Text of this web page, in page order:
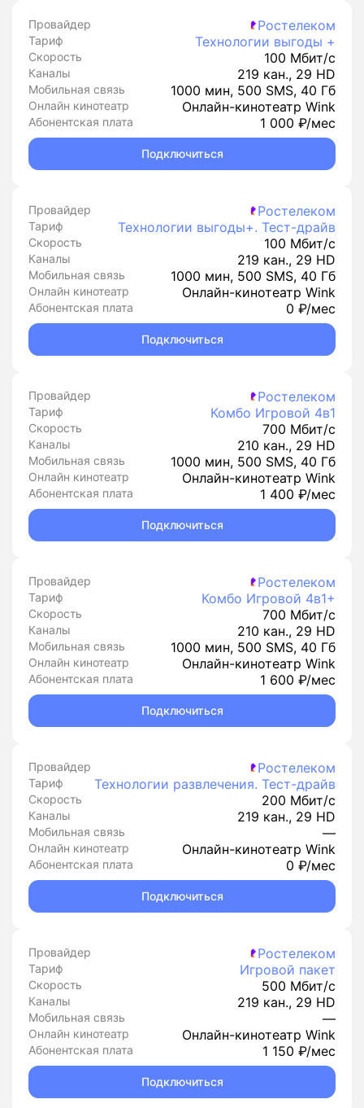
Провайдер Ростелеком
Тариф Технологии выгоды +
Скорость 100 Мбит/с
Каналы 219 кан., 29 HD
Мобильная связь 1000 мин, 500 SMS, 40 Гб
Онлайн кинотеатр Онлайн-кинотеатр Wink
Абонентская плата 1 000 ₽/мес
Подключиться
Провайдер Ростелеком
Тариф Технологии выгоды+. Тест-драйв
Скорость 100 Мбит/с
Каналы 219 кан., 29 HD
Мобильная связь 1000 мин, 500 SMS, 40 Гб
Онлайн кинотеатр Онлайн-кинотеатр Wink
Абонентская плата 0 ₽/мес
Подключиться
Провайдер Ростелеком
Тариф Комбо Игровой 4в1
Скорость 700 Мбит/с
Каналы 210 кан., 29 HD
Мобильная связь 1000 мин, 500 SMS, 40 Гб
Онлайн кинотеатр Онлайн-кинотеатр Wink
Абонентская плата 1 400 ₽/мес
Подключиться
Провайдер Ростелеком
Тариф Комбо Игровой 4в1+
Скорость 700 Мбит/с
Каналы 210 кан., 29 HD
Мобильная связь 1000 мин, 500 SMS, 40 Гб
Онлайн кинотеатр Онлайн-кинотеатр Wink
Абонентская плата 1 600 ₽/мес
Подключиться
Провайдер Ростелеком
Тариф Технологии развлечения. Тест-драйв
Скорость 200 Мбит/с
Каналы 219 кан., 29 HD
Мобильная связь —
Онлайн кинотеатр Онлайн-кинотеатр Wink
Абонентская плата 0 ₽/мес
Подключиться
Провайдер Ростелеком
Тариф Игровой пакет
Скорость 500 Мбит/с
Каналы 219 кан., 29 HD
Мобильная связь —
Онлайн кинотеатр Онлайн-кинотеатр Wink
Абонентская плата 1 150 ₽/мес
Подключиться